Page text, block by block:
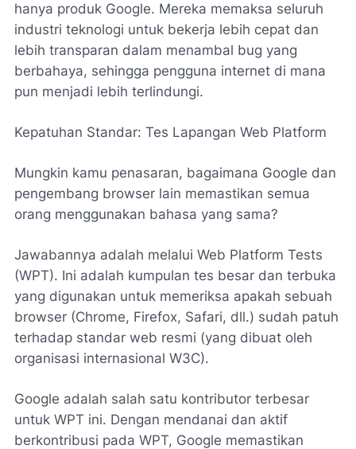
hanya produk Google. Mereka memaksa seluruh
industri teknologi untuk bekerja lebih cepat dan
lebih transparan dalam menambal bug yang
berbahaya, sehingga pengguna internet di mana
pun menjadi lebih terlindungi.
Kepatuhan Standar: Tes Lapangan Web Platform
Mungkin kamu penasaran, bagaimana Google dan
pengembang browser lain memastikan semua
orang menggunakan bahasa yang sama?
Jawabannya adalah melalui Web Platform Tests
(WPT). Ini adalah kumpulan tes besar dan terbuka
yang digunakan untuk memeriksa apakah sebuah
browser (Chrome, Firefox, Safari, dll.) sudah patuh
terhadap standar web resmi (yang dibuat oleh
organisasi internasional W3C).
Google adalah salah satu kontributor terbesar
untuk WPT ini. Dengan mendanai dan aktif
berkontribusi pada WPT, Google memastikan